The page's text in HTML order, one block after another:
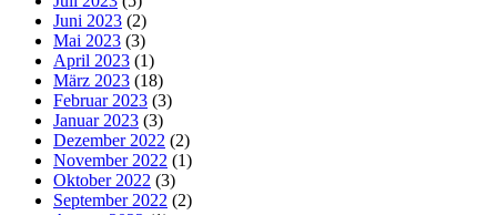
Juni 2023 (2)
Mai 2023 (3)
April 2023 (1)
März 2023 (18)
Februar 2023 (3)
Januar 2023 (3)
Dezember 2022 (2)
November 2022 (1)
Oktober 2022 (3)
September 2022 (2)